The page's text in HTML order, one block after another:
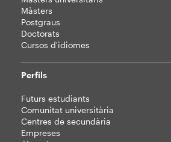
Màsters
Postgraus
Doctorats
Cursos d'idiomes
Perfils
Futurs estudiants
Comunitat universitària
Centres de secundària
Empreses